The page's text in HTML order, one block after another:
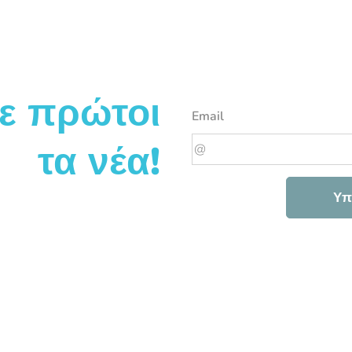
πρώτοι
τα νέα!
Email